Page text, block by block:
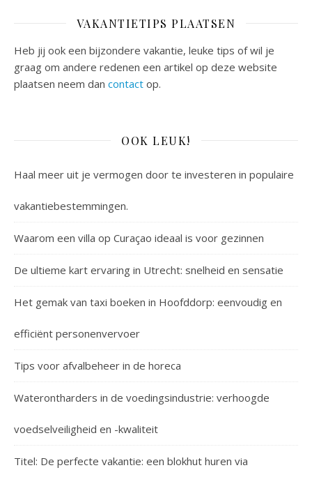
VAKANTIETIPS PLAATSEN
Heb jij ook een bijzondere vakantie, leuke tips of wil je
graag om andere redenen een artikel op deze website
plaatsen neem dan contact op.
OOK LEUK!
Haal meer uit je vermogen door te investeren in populaire
vakantiebestemmingen.
Waarom een villa op Curaçao ideaal is voor gezinnen
De ultieme kart ervaring in Utrecht: snelheid en sensatie
Het gemak van taxi boeken in Hoofddorp: eenvoudig en
efficiënt personenvervoer
Tips voor afvalbeheer in de horeca
Waterontharders in de voedingsindustrie: verhoogde
voedselveiligheid en -kwaliteit
Titel: De perfecte vakantie: een blokhut huren via